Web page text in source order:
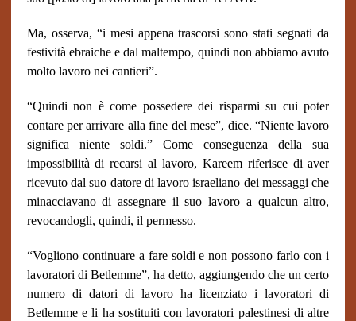
Ma, osserva, “i mesi appena trascorsi sono stati segnati da
festività ebraiche e dal maltempo, quindi non abbiamo avuto
molto lavoro nei cantieri”.
“Quindi non è come possedere dei risparmi su cui poter
contare per arrivare alla fine del mese”, dice. “Niente lavoro
significa niente soldi.” Come conseguenza della sua
impossibilità di recarsi al lavoro, Kareem riferisce di aver
ricevuto dal suo datore di lavoro israeliano dei messaggi che
minacciavano di assegnare il suo lavoro a qualcun altro,
revocandogli, quindi, il permesso.
“Vogliono continuare a fare soldi e non possono farlo con i
lavoratori di Betlemme”, ha detto, aggiungendo che un certo
numero di datori di lavoro ha licenziato i lavoratori di
Betlemme e li ha sostituiti con lavoratori palestinesi di altre